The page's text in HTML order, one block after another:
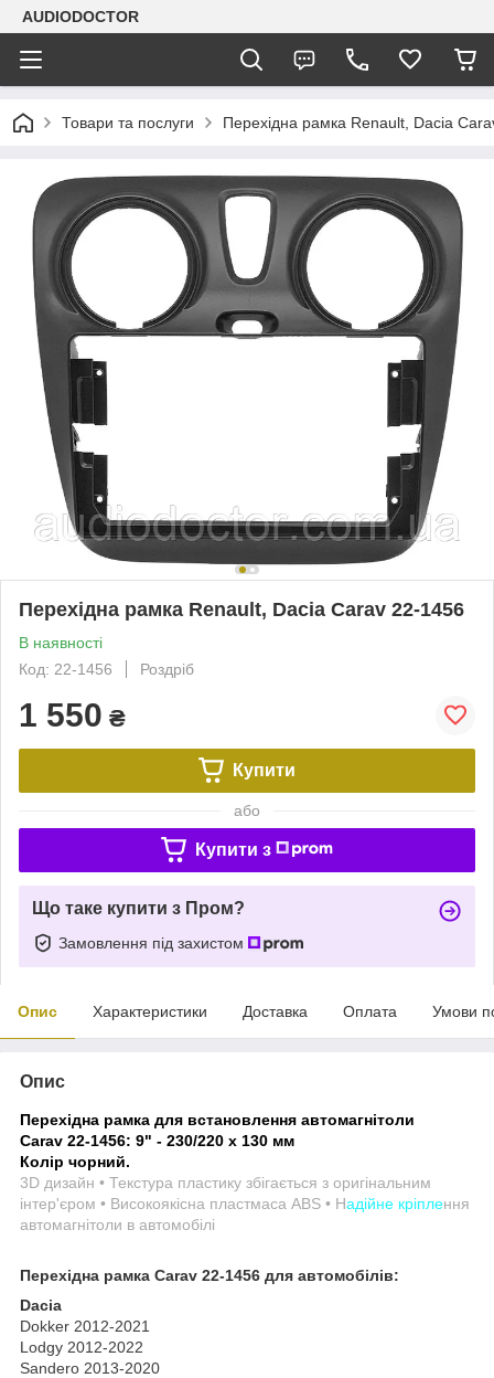
AUDIODOCTOR
Товари та послуги Перехідна рамка Renault, Dacia
Перехідна рамка Renault, Dacia Carav 22-1456
В наявності
Код: 22-1456
Роздріб
1 550 ₴
Купити
або
Купити з
Що таке купити з Пром?
Замовлення під захистом
Опис Характеристики Доставка Оплата Умови
Опис
Перехідна рамка для встановлення автомагнітоли
Carav 22-1456: 9" - 230/220 x 130 мм
Колір чорний.
3D дизайн • Текстура пластику збігається з оригінальним
інтер'єром • Високоякісна пластмаса ABS • Надійне кріплення
автомагнітоли в автомобілі
Перехідна рамка Carav 22-1456 для автомобілів:
Dacia
Dokker 2012-2021
Lodgy 2012-2022
Sandero 2013-2020